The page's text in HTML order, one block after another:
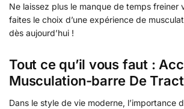
Ne laissez plus le manque de temps freiner
faites le choix d’une expérience de
dès aujourd’hui !
Tout ce qu’il vous faut :
Musculation-barre De
Dans le style de vie moderne, l’importance